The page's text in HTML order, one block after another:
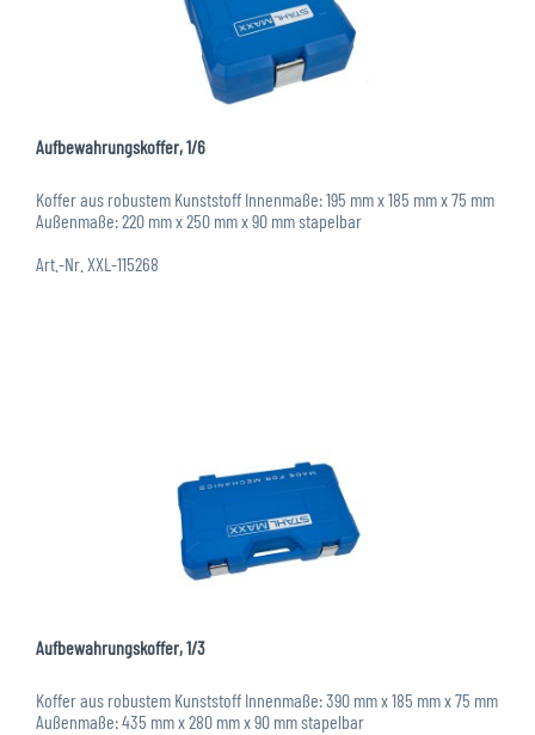
Aufbewahrungskoffer, 1/6
Koffer aus robustem Kunststoff Innenmaße: 195 mm x 185 mm x 75 mm
Außenmaße: 220 mm x 250 mm x 90 mm stapelbar
Art.-Nr. XXL-115268
Aufbewahrungskoffer, 1/3
Koffer aus robustem Kunststoff Innenmaße: 390 mm x 185 mm x 75 mm
Außenmaße: 435 mm x 280 mm x 90 mm stapelbar